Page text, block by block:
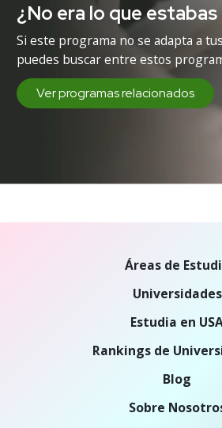
¿No era lo que
Si este programa no se adapta a
puedes buscar entre estos
Ver programas relacionados
Áreas de
Universidades
Estudia en
Rankings de
Blog
Sobre